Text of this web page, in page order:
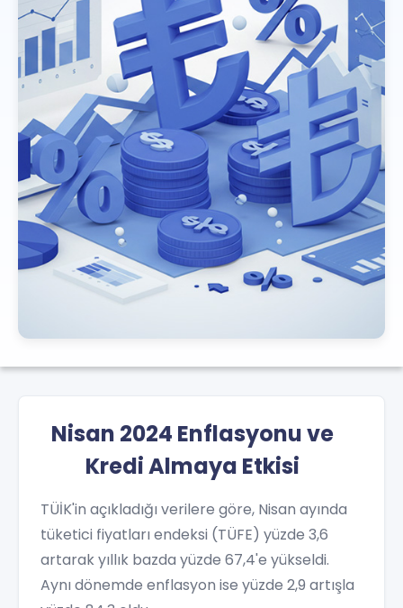
Nisan 2024 Enflasyonu ve
Kredi Almaya Etkisi
TÜİK'in açıkladığı verilere göre, Nisan ayında
tüketici fiyatları endeksi (TÜFE) yüzde 3,6
artarak yıllık bazda yüzde 67,4'e yükseldi.
Aynı dönemde enflasyon ise yüzde 2,9 artışla